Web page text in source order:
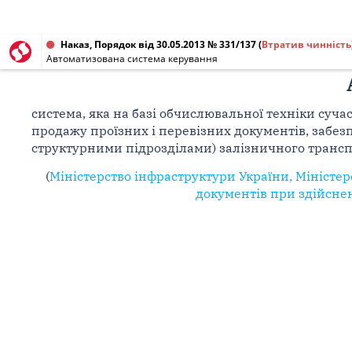
Наказ, Порядок від 30.05.2013 № 331/137(Втратив чинність
Автоматизована система керування